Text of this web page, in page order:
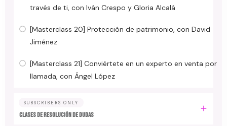
través de ti, con Iván Crespo y Gloria Alcalá
[Masterclass 20] Protección de patrimonio, con David
Jiménez
[Masterclass 21] Conviértete en un experto en venta por
llamada, con Ángel López
SUBSCRIBERS ONLY
CLASES DE RESOLUCIÓN DE DUDAS